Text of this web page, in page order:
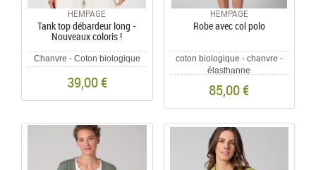
HEMPAGE
Tank top débardeur long -
Nouveaux coloris !
Chanvre - Coton biologique
39,00 €
HEMPAGE
Robe avec col polo
coton biologique - chanvre -
élasthanne
85,00 €